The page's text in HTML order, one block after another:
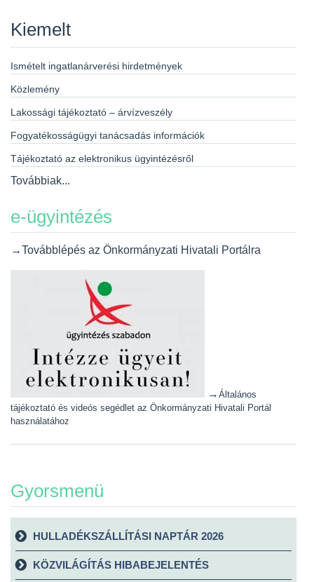
Kiemelt
Ismételt ingatlanárverési hirdetmények
Közlemény
Lakossági tájékoztató – árvízveszély
Fogyatékosságügyi tanácsadás információk
Tájékoztató az elektronikus ügyintézésről
Továbbiak...
e-ügyintézés
→Továbblépés az Önkormányzati Hivatali Portálra
→ Általános
tájékoztató és videós segédlet az Önkormányzati Hivatali Portál
használatához
Gyorsmenü
HULLADÉKSZÁLLÍTÁSI NAPTÁR 2026
KÖZVILÁGÍTÁS HIBABEJELENTÉS